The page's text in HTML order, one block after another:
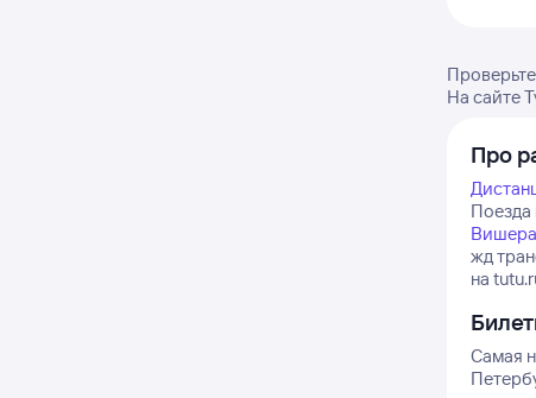
На сайте
Про
Поезда
Вишера
жд
на
Самая